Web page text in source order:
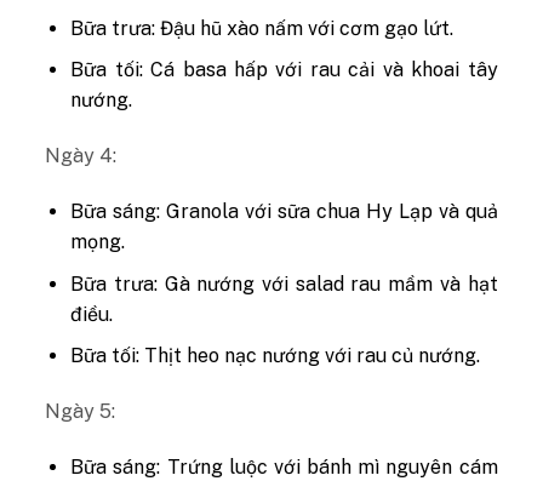
Bữa trưa: Đậu hũ xào nấm với cơm gạo lứt.
Bữa tối: Cá basa hấp với rau cải và khoai tây
nướng.
Ngày 4:
Bữa sáng: Granola với sữa chua Hy Lạp và quả
mọng.
Bữa trưa: Gà nướng với salad rau mầm và hạt
điều.
Bữa tối: Thịt heo nạc nướng với rau củ nướng.
Ngày 5:
Bữa sáng: Trứng luộc với bánh mì nguyên cám